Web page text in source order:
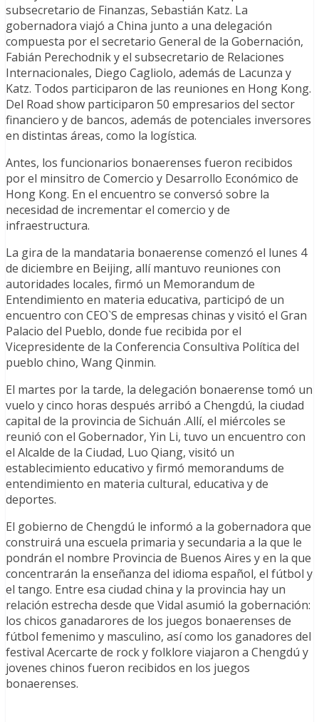
subsecretario de Finanzas, Sebastián Katz. La
gobernadora viajó a China junto a una delegación
compuesta por el secretario General de la Gobernación,
Fabián Perechodnik y el subsecretario de Relaciones
Internacionales, Diego Cagliolo, además de Lacunza y
Katz. Todos participaron de las reuniones en Hong Kong.
Del Road show participaron 50 empresarios del sector
financiero y de bancos, además de potenciales inversores
en distintas áreas, como la logística.
Antes, los funcionarios bonaerenses fueron recibidos
por el minsitro de Comercio y Desarrollo Económico de
Hong Kong. En el encuentro se conversó sobre la
necesidad de incrementar el comercio y de
infraestructura.
La gira de la mandataria bonaerense comenzó el lunes 4
de diciembre en Beijing, allí mantuvo reuniones con
autoridades locales, firmó un Memorandum de
Entendimiento en materia educativa, participó de un
encuentro con CEO`S de empresas chinas y visitó el Gran
Palacio del Pueblo, donde fue recibida por el
Vicepresidente de la Conferencia Consultiva Política del
pueblo chino, Wang Qinmin.
El martes por la tarde, la delegación bonaerense tomó un
vuelo y cinco horas después arribó a Chengdú, la ciudad
capital de la provincia de Sichuán .Allí, el miércoles se
reunió con el Gobernador, Yin Li, tuvo un encuentro con
el Alcalde de la Ciudad, Luo Qiang, visitó un
establecimiento educativo y firmó memorandums de
entendimiento en materia cultural, educativa y de
deportes.
El gobierno de Chengdú le informó a la gobernadora que
construirá una escuela primaria y secundaria a la que le
pondrán el nombre Provincia de Buenos Aires y en la que
concentrarán la enseñanza del idioma español, el fútbol y
el tango. Entre esa ciudad china y la provincia hay un
relación estrecha desde que Vidal asumió la gobernación:
los chicos ganadarores de los juegos bonaerenses de
fútbol femenimo y masculino, así como los ganadores del
festival Acercarte de rock y folklore viajaron a Chengdú y
jovenes chinos fueron recibidos en los juegos
bonaerenses.